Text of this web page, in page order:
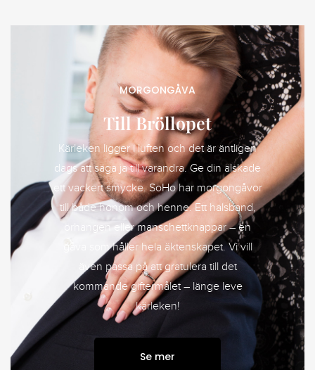
MORGONGÅVA
Till Bröllopet
Kärleken ligger i luften och det är äntligen
dags att säga ja till varandra. Ge din älskade
ett vackert smycke. SoHo har morgongåvor
till både honom och henne. Ett halsband,
örhängen eller manschettknappar – en
gåva som håller hela äktenskapet. Vi vill
även passa på att gratulera till det
kommande giftermålet – länge leve
kärleken!
Se mer